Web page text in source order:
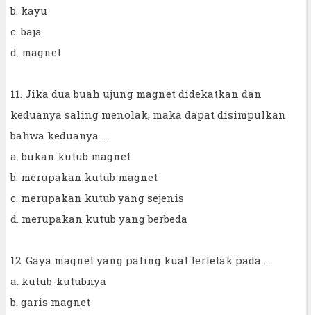
b. kayu
c. baja
d. magnet
11. Jika dua buah ujung magnet didekatkan dan
keduanya saling menolak, maka dapat disimpulkan
bahwa keduanya ....
a. bukan kutub magnet
b. merupakan kutub magnet
c. merupakan kutub yang sejenis
d. merupakan kutub yang berbeda
12. Gaya magnet yang paling kuat terletak pada ....
a. kutub-kutubnya
b. garis magnet